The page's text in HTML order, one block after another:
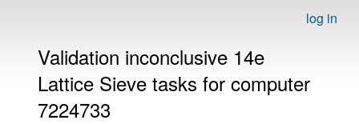
log in
Validation inconclusive 14e
Lattice Sieve tasks for computer
7224733